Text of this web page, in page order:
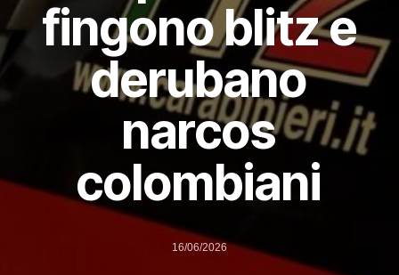
fingono blitz e
derubano
narcos
colombiani
16/06/2026